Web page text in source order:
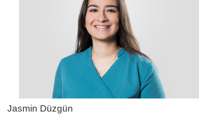
Jasmin Düzgün